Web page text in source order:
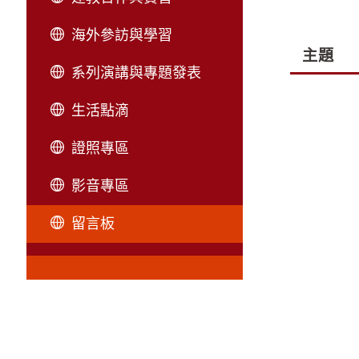
海外參訪與學習
系列演講與專題發表
生活點滴
證照專區
影音專區
留言板
主題